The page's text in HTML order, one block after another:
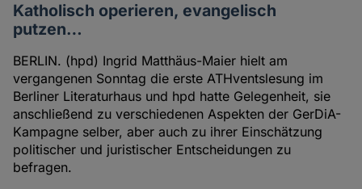
Katholisch operieren, evangelisch
putzen…
BERLIN. (hpd) Ingrid Matthäus-Maier hielt am
vergangenen Sonntag die erste ATHventslesung im
Berliner Literaturhaus und hpd hatte Gelegenheit, sie
anschließend zu verschiedenen Aspekten der GerDiA-
Kampagne selber, aber auch zu ihrer Einschätzung
politischer und juristischer Entscheidungen zu
befragen.